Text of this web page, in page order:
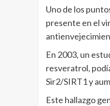
Uno de los
presente en el
En 2003, un
resveratrol,
Sir2/SIRT1 y
Este hallazgo